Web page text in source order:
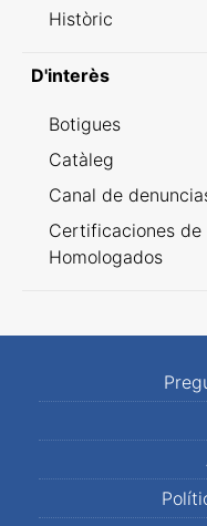
Històric
D'interès
Botigues
Catàleg
Canal de
Certificaciones de
Homologados